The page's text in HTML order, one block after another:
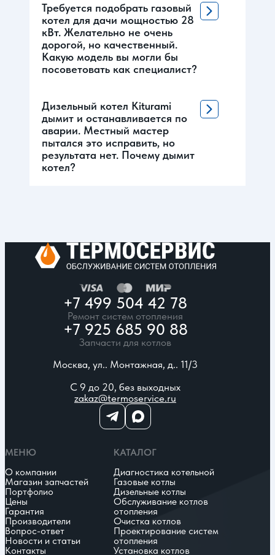
Требуется подобрать газовый
котел для дачи мощностью 28
кВт. Желательно не очень
дорогой, но качественный.
Какую модель вы могли бы
посоветовать как специалист?
Дизельный котел Kiturami
дымит и останавливается по
аварии. Местный мастер
пытался это исправить, но
результата нет. Почему дымит
котел?
+7 499 504 42 78
Ремонт систем отопления
+7 925 685 90 88
Запчасти для котлов
Москва, ул.. Монтажная, д.. 11/3
С 9 до 20, без выходных
zakaz@termoservice.ru
МЕНЮ
О компании
Магазин запчастей
Портфолио
Цены
Гарантия
Производители
Вопрос-ответ
Новости и статьи
Контакты
КАТАЛОГ
Диагностика котельной
Газовые котлы
Дизельные котлы
Обслуживание котлов
отопления
Очистка котлов
Проектирование систем
отопления
Установка котлов